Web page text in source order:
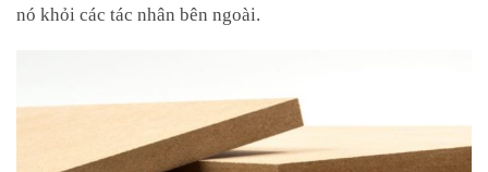
nó khỏi các tác nhân bên ngoài.